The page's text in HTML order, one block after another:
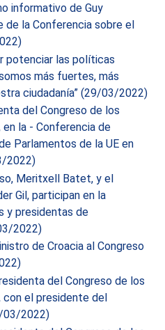
informativo de Guy
la Conferencia sobre el
potenciar las políticas
más fuertes, más
ciudadanía” (29/03/2022)
del Congreso de los
la - Conferencia de
Parlamentos de la UE en
2022)
Meritxell Batet, y el
Gil, participan en la
y presidentas de
2022)
de Croacia al Congreso
del Congreso de los
el presidente del
03/2022)